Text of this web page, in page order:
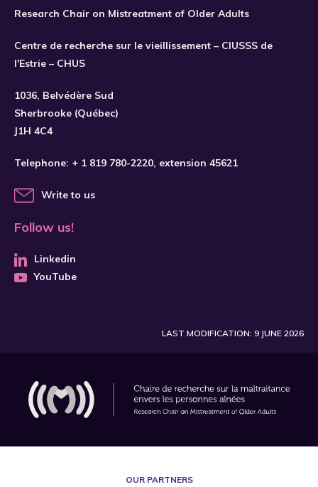
2025
Research Chair on Mistreatment of Older Adults
Centre de recherche sur le vieillissement – CIUSSS de
l'Estrie – CHUS
1036, Belvédère Sud
Sherbrooke (Québec)
J1H 4C4
Telephone: + 1 819 780-2220, extension 45621
Write to us
Follow us!
Linkedin
YouTube
LAST MODIFICATION: 9 JUNE 2026
OUR PARTNERS